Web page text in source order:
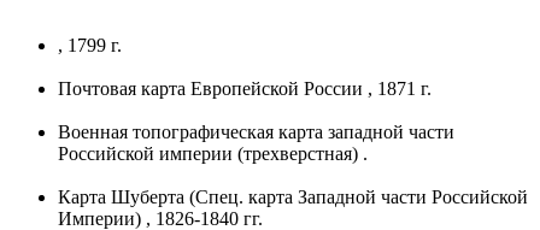
, 1799 г.
Почтовая карта Европейской России , 1871 г.
Военная топографическая карта западной части
Российской империи (трехверстная) .
Карта Шуберта (Спец. карта Западной части Российской
Империи) , 1826-1840 гг.